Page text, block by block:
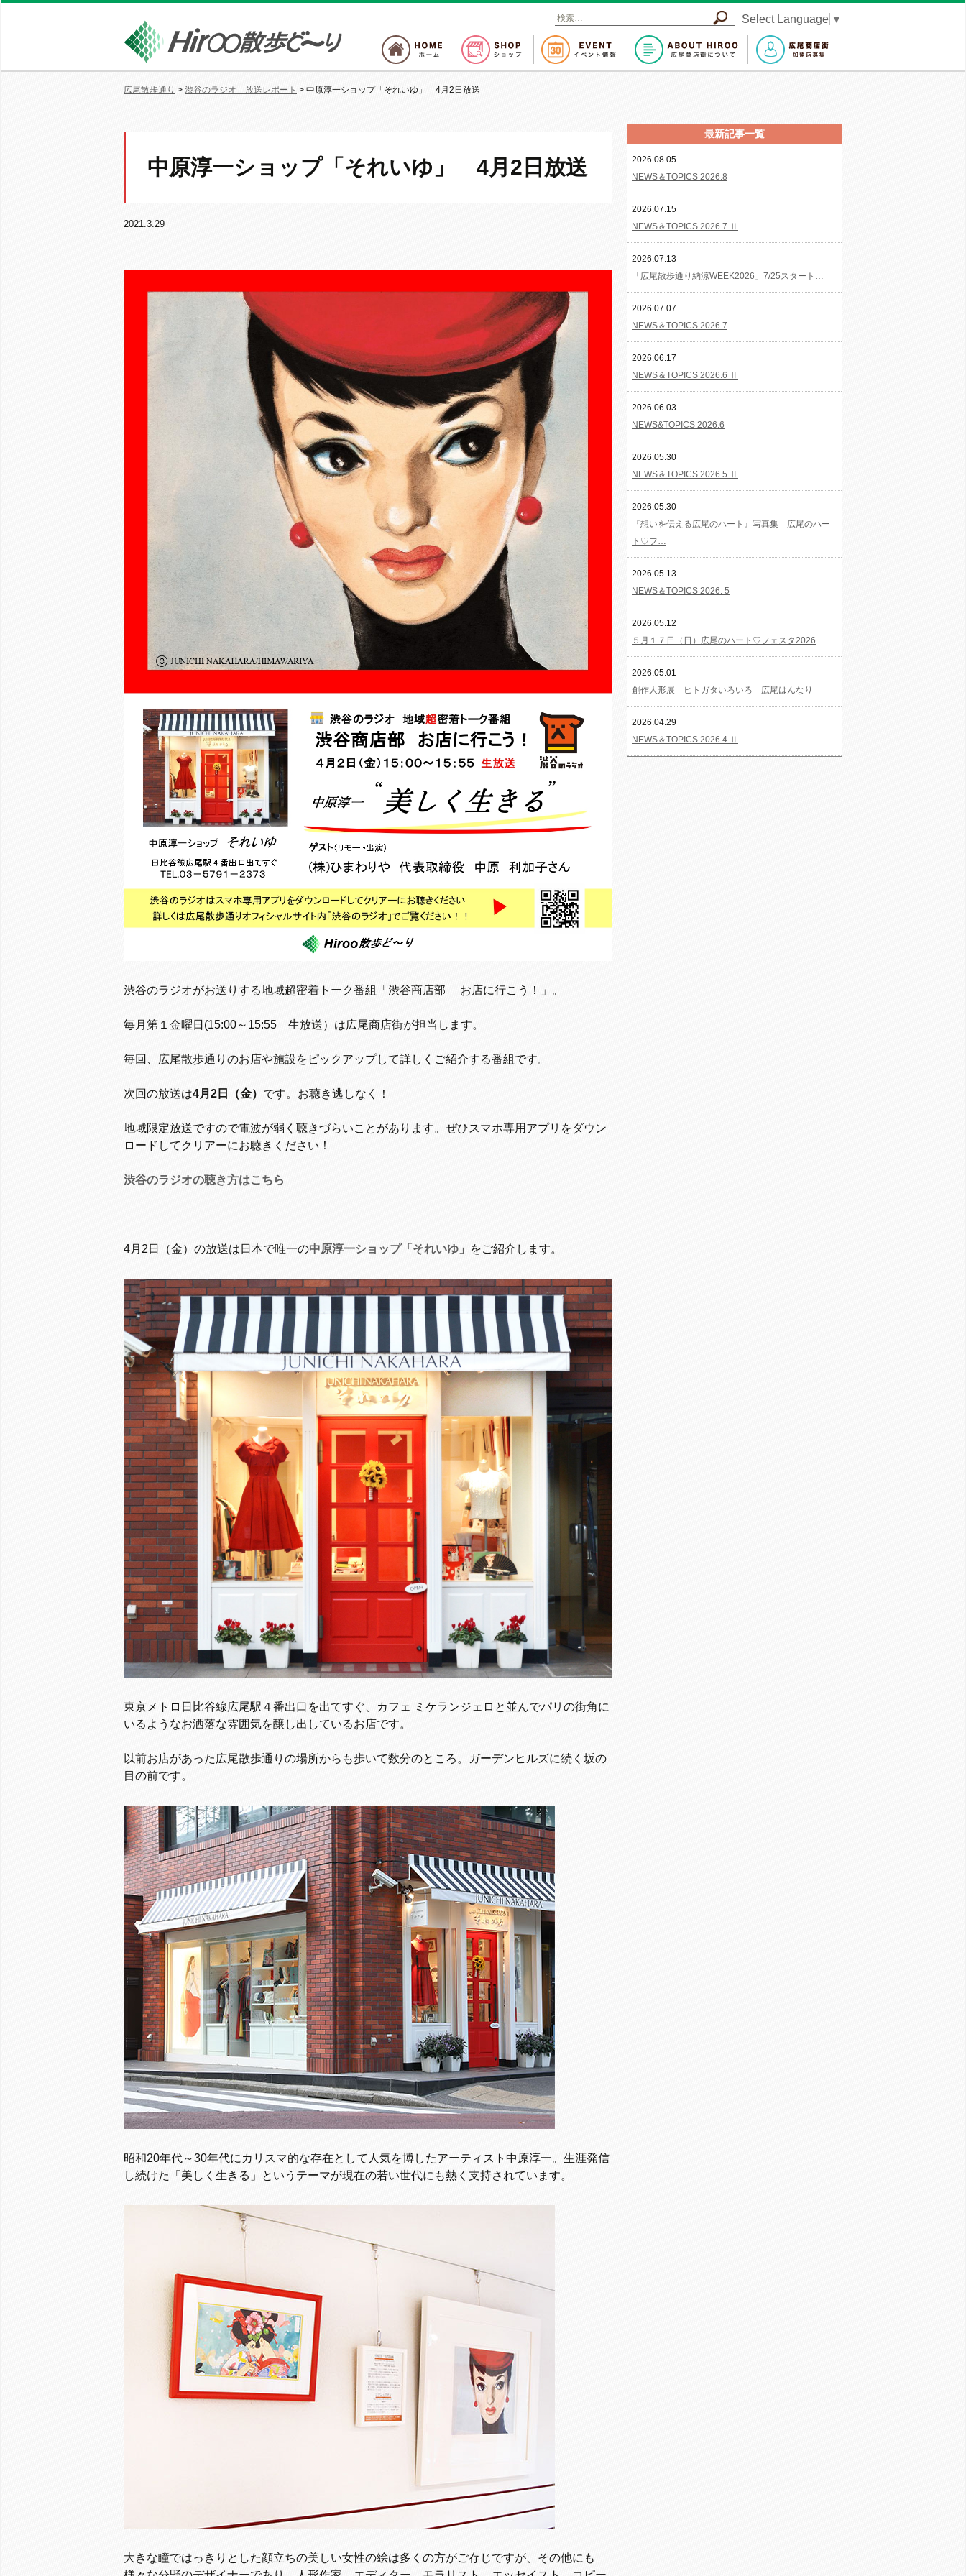
検
:
Select Language ▼
広尾散歩通り > 渋谷のラジオ 放送レポート > 中原淳一ショップ「それいゆ」 4月2日放送
中原淳一ショップ「それいゆ」 4月2日放送
2021.3.29
渋谷のラジオがお送りする地域超密着トーク番組「渋谷商店部 お店に行こう！」。
毎月第１金曜日(15:00～15:55 生放送）は広尾商店街が担当します。
毎回、広尾散歩通りのお店や施設をピックアップして詳しくご紹介する番組です。
次回の放送は4月2 日（金） です。お聴き逃しなく！
地域限定放送ですので電波が弱く聴きづらいことがあります。ぜひスマホ専用アプリをダウン
ロードしてクリアーにお聴きください！
渋谷のラジオの聴き方はこちら
4月2日（金）の放送は日本で唯一の中原淳一ショップ「それいゆ」 をご紹介します。
東京メトロ日比谷線広尾駅４番出口を出てすぐ、カフェ ミケランジェロと並んでパリの街角に
いるようなお洒落な雰囲気を醸し出しているお店です。
以前お店があった広尾散歩通りの場所からも歩いて数分のところ。ガーデンヒルズに続く坂の
目の前です。
昭和20年代～30年代にカリスマ的な存在として人気を博したアーティスト中原淳一。生涯発信
し続けた「美しく生きる」というテーマが現在の若い世代にも熱く支持されています。
大きな瞳ではっきりとした顔立ちの美しい女性の絵は多くの方がご存じですが、その他にも
最新記事一覧
2026.08.05
NEWS＆TOPICS 2026.8
2026.07.15
NEWS＆TOPICS 2026.7 Ⅱ
2026.07.13
「広尾散歩通り納涼WEEK2026」7/25スタート…
2026.07.07
NEWS＆TOPICS 2026.7
2026.06.17
NEWS＆TOPICS 2026.6 Ⅱ
2026.06.03
NEWS&TOPICS 2026.6
2026.05.30
NEWS＆TOPICS 2026.5 Ⅱ
2026.05.30
『想いを伝える広尾のハート』写真集 広尾のハー
ト♡フ…
2026.05.13
NEWS＆TOPICS 2026. 5
2026.05.12
５月１７日（日）広尾のハート♡フェスタ2026
2026.05.01
創作人形展 ヒトガタいろいろ 広尾はんなり
2026.04.29
NEWS＆TOPICS 2026.4 Ⅱ